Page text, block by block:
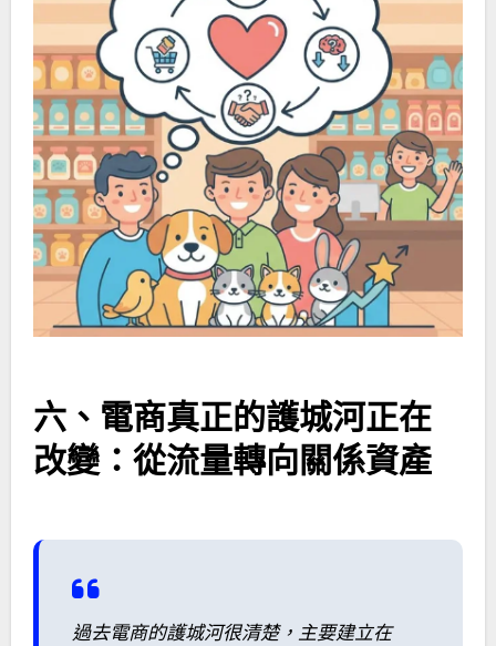
六、電商真正的護城河正在
改變：從流量轉向關係資產
過去電商的護城河很清楚，主要建立在